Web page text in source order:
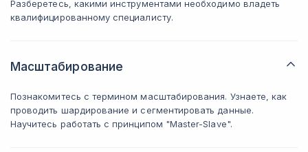
Разберетесь, какими инструментами необходимо владеть
квалифицированному специалисту.
Масштабирование
Познакомитесь с термином масштабирования. Узнаете, как
проводить шардирование и сегментировать данные.
Научитесь работать с принципом "Master-Slavе".